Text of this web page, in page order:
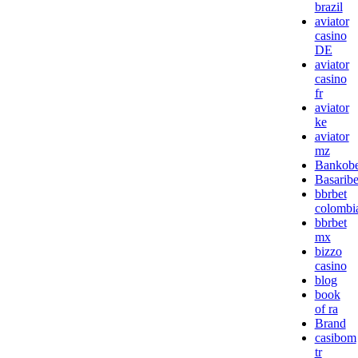
brazil
aviator
casino
DE
aviator
casino
fr
aviator
ke
aviator
mz
bbrbet
bbrbet
mx
bizzo
casino
blog
book
of ra
Brand
casibom
tr